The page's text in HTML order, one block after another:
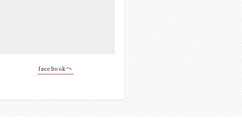
facebookへ